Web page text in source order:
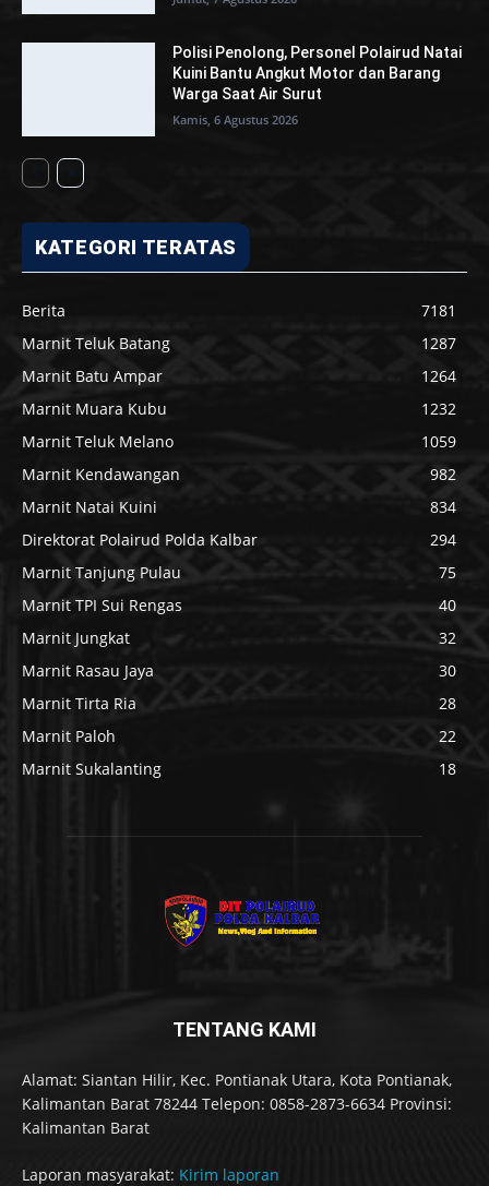
Polisi Penolong, Personel Polairud Natai
Kuini Bantu Angkut Motor dan Barang
Warga Saat Air Surut
Kamis, 6 Agustus 2026
KATEGORI TERATAS
Berita
7181
Marnit Teluk Batang
1287
Marnit Batu Ampar
1264
Marnit Muara Kubu
1232
Marnit Teluk Melano
1059
Marnit Kendawangan
982
Marnit Natai Kuini
834
Direktorat Polairud Polda Kalbar
294
Marnit Tanjung Pulau
75
Marnit TPI Sui Rengas
40
Marnit Jungkat
32
Marnit Rasau Jaya
30
Marnit Tirta Ria
28
Marnit Paloh
22
Marnit Sukalanting
18
TENTANG KAMI
Alamat: Siantan Hilir, Kec. Pontianak Utara, Kota Pontianak,
Kalimantan Barat 78244 Telepon: 0858-2873-6634 Provinsi:
Kalimantan Barat
Laporan masyarakat: Kirim laporan